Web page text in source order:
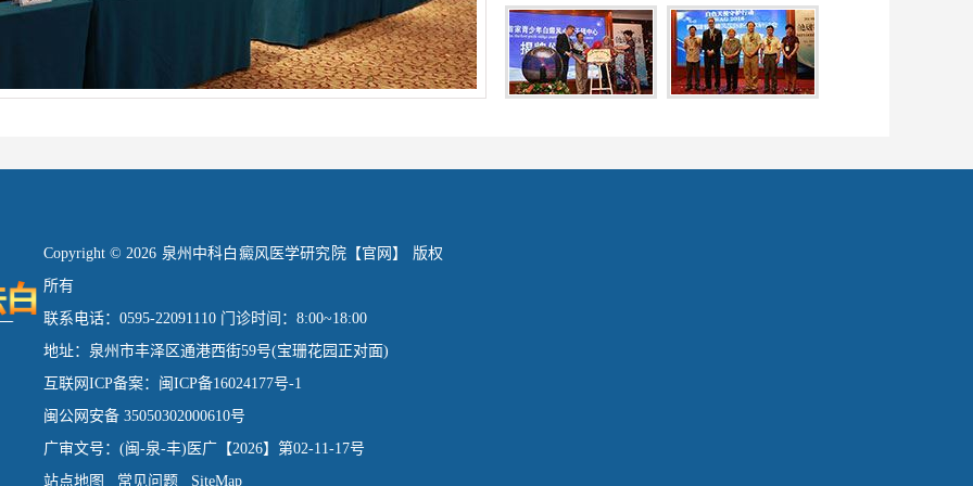
Copyright © 2026 泉州中科白癜风医学研究院【官网】 版权
所有
联系电话：0595-22091110 门诊时间：8:00~18:00
地址：泉州市丰泽区通港西街59号(宝珊花园正对面)
互联网ICP备案：闽ICP备16024177号-1
闽公网安备 35050302000610号
广审文号：(闽-泉-丰)医广【2026】第02-11-17号
站点地图
常见问题 SiteMap